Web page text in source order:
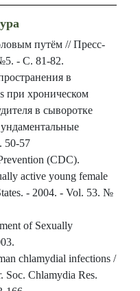
путём // Пресс-
- С. 81-82.
в
при хроническом
в сыворотке
50-57
(CDC).
active young female
- 2004. - Vol. 53. №
of Sexually
chlamydial infections /
Soc. Chlamydia Res.